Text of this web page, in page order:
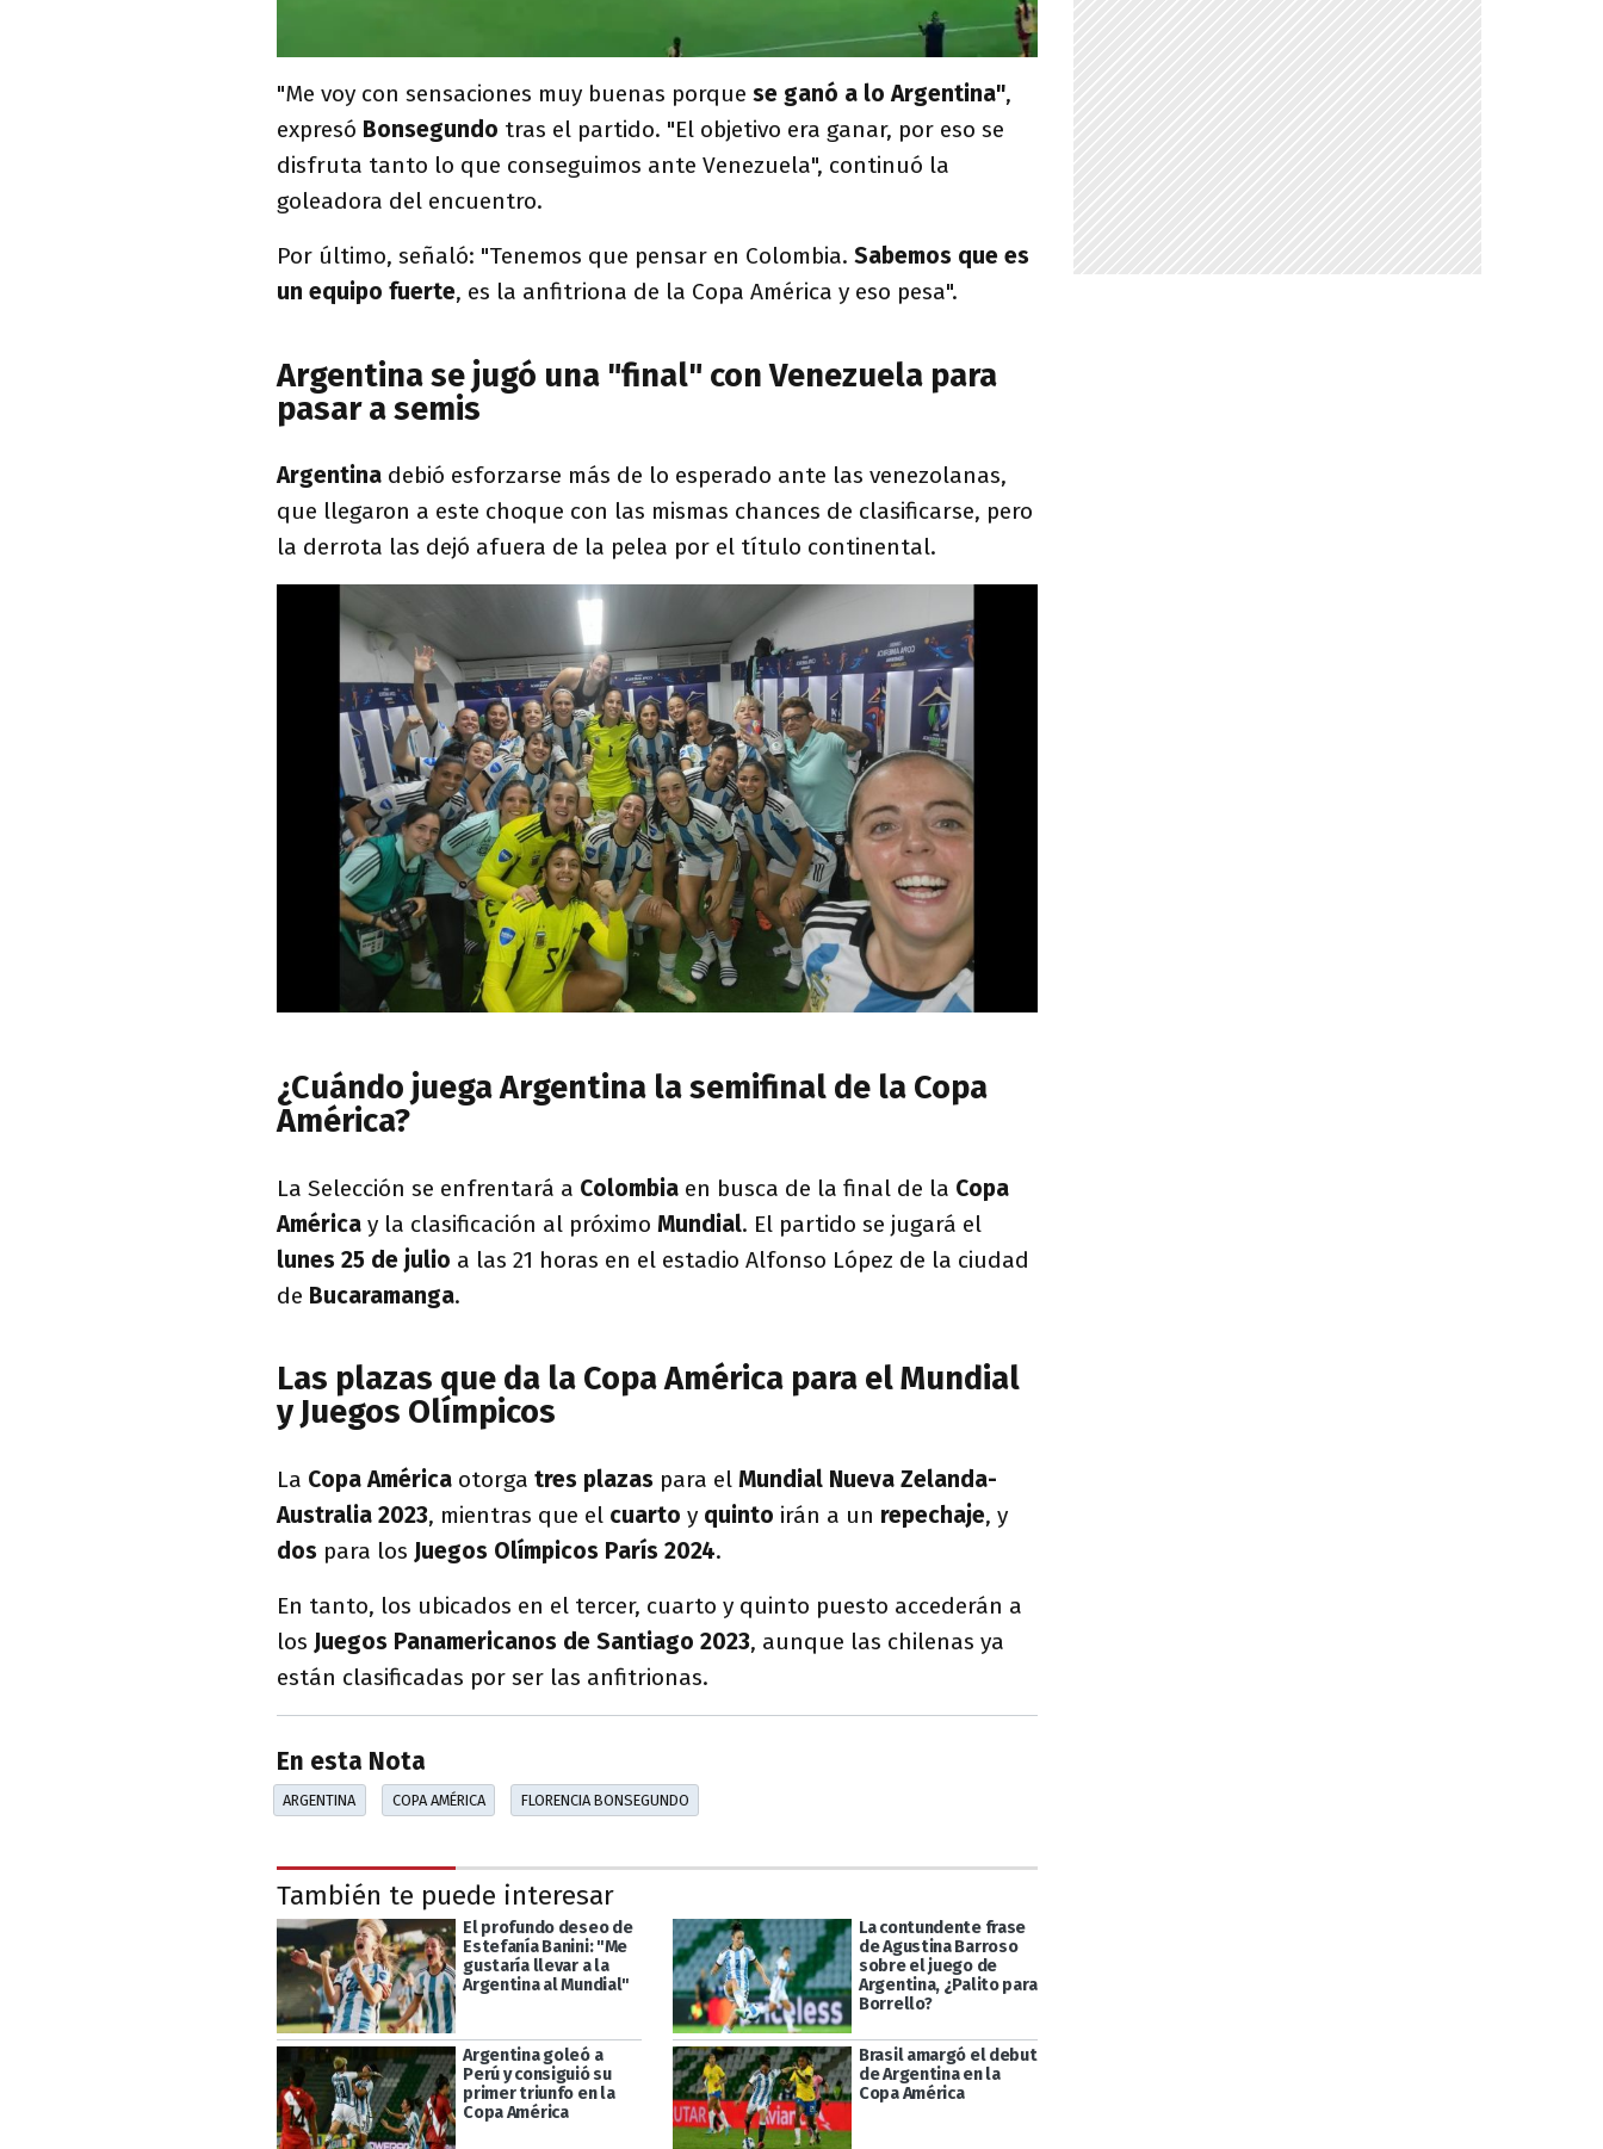
"Me voy con sensaciones muy buenas porque se ganó a lo Argentina",
expresó Bonsegundo tras el partido. "El objetivo era ganar, por eso se
disfruta tanto lo que conseguimos ante Venezuela", continuó la
goleadora del encuentro.
Por último, señaló: "Tenemos que pensar en Colombia. Sabemos que es
un equipo fuerte, es la anfitriona de la Copa América y eso pesa".
Argentina se jugó una "final" con Venezuela para
pasar a semis
Argentina debió esforzarse más de lo esperado ante las venezolanas,
que llegaron a este choque con las mismas chances de clasificarse, pero
la derrota las dejó afuera de la pelea por el título continental.
¿Cuándo juega Argentina la semifinal de la Copa
América?
La Selección se enfrentará a Colombia en busca de la final de la Copa
América y la clasificación al próximo Mundial. El partido se jugará el
lunes 25 de julio a las 21 horas en el estadio Alfonso López de la ciudad
de Bucaramanga.
Las plazas que da la Copa América para el Mundial
y Juegos Olímpicos
La Copa América otorga tres plazas para el Mundial Nueva Zelanda-
Australia 2023, mientras que el cuarto y quinto irán a un repechaje, y
dos para los Juegos Olímpicos París 2024.
En tanto, los ubicados en el tercer, cuarto y quinto puesto accederán a
los Juegos Panamericanos de Santiago 2023, aunque las chilenas ya
están clasificadas por ser las anfitrionas.
En esta Nota
ARGENTINA COPA AMÉRICA FLORENCIA BONSEGUNDO
También te puede interesar
El profundo deseo de
Estefanía Banini: "Me
gustaría llevar a la
Argentina al Mundial"
La contundente frase
de Agustina Barroso
sobre el juego de
Argentina, ¿Palito para
Borrello?
Argentina goleó a
Perú y consiguió su
primer triunfo en la
Copa América
Brasil amargó el debut
de Argentina en la
Copa América